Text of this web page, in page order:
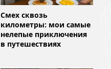
Смех сквозь
километры: мои самые
нелепые приключения
в путешествиях